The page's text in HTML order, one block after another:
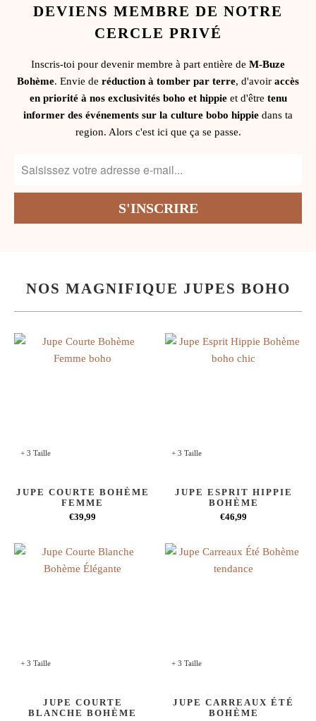
DEVIENS MEMBRE DE NOTRE
CERCLE PRIVÉ
Inscris-toi pour devenir membre à part entière de M-Buze
Bohème. Envie de réduction à tomber par terre, d'avoir accès
en priorité à nos exclusivités boho et hippieet d'être tenu
informer des événements sur la culture bobo hippie dans ta
region. Alors c'est ici que ça se passe.
NOS MAGNIFIQUE JUPES BOHO
+ 3 Taille
JUPE COURTE BOHÈME
FEMME
€39,99
+ 3 Taille
JUPE ESPRIT HIPPIE
BOHÈME
€46,99
+ 3 Taille
JUPE COURTE
BLANCHE BOHÈME
+ 3 Taille
JUPE CARREAUX ÉTÉ
BOHÈME